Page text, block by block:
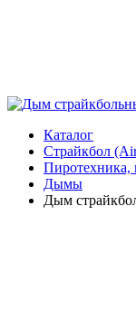
Каталог
Страйкбол
Пиротехника,
Дымы
Дым